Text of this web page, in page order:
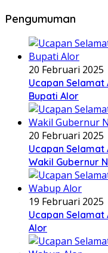
Pengumuman
20 Februari 2025
Ucapan Selamat
Bupati Alor
20 Februari 2025
Ucapan Selamat
Wakil Gubernur
19 Februari 2025
Ucapan Selamat
Alor